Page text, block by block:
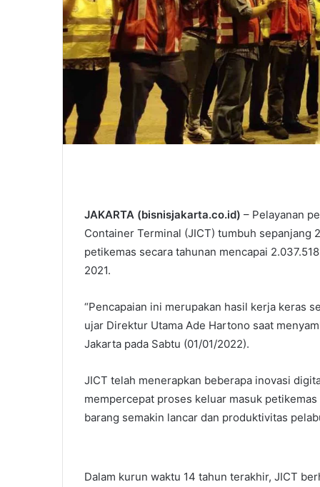
JAKARTA (bisnisjakarta.co.id) – Pelayanan
Container Terminal (JICT) tumbuh sepanjang
petikemas secara tahunan mencapai
2021.
“Pencapaian ini merupakan hasil kerja keras
ujar Direktur Utama Ade Hartono saat
Jakarta pada Sabtu (01/01/2022).
JICT telah menerapkan beberapa inovasi
mempercepat proses keluar masuk
barang semakin lancar dan produktivitas
Dalam kurun waktu 14 tahun terakhir, JICT